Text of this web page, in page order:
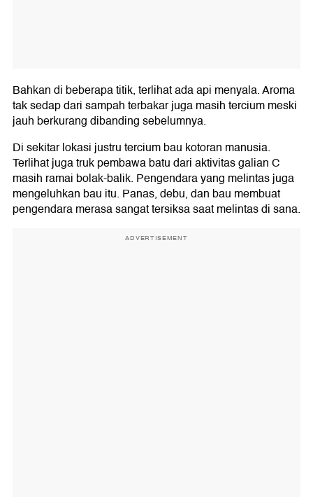
Bahkan di beberapa titik, terlihat ada api menyala. Aroma
tak sedap dari sampah terbakar juga masih tercium meski
jauh berkurang dibanding sebelumnya.
Di sekitar lokasi justru tercium bau kotoran manusia.
Terlihat juga truk pembawa batu dari aktivitas galian C
masih ramai bolak-balik. Pengendara yang melintas juga
mengeluhkan bau itu. Panas, debu, dan bau membuat
pengendara merasa sangat tersiksa saat melintas di sana.
ADVERTISEMENT